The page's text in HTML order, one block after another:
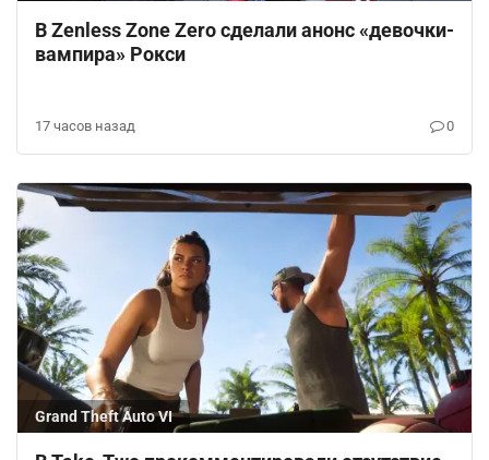
В Zenless Zone Zero сделали анонс «девочки-
вампира» Рокси
17 часов назад 0
Grand Theft Auto VI